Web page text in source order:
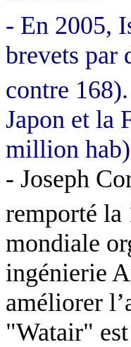
- En 2005,
brevets par
contre
Japon et la
million hab)
- Joseph
remporté la
mondiale
ingénierie
améliorer
"Watair"